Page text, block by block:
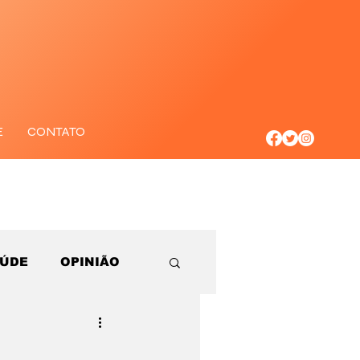
CONTATO
OPINIÃO